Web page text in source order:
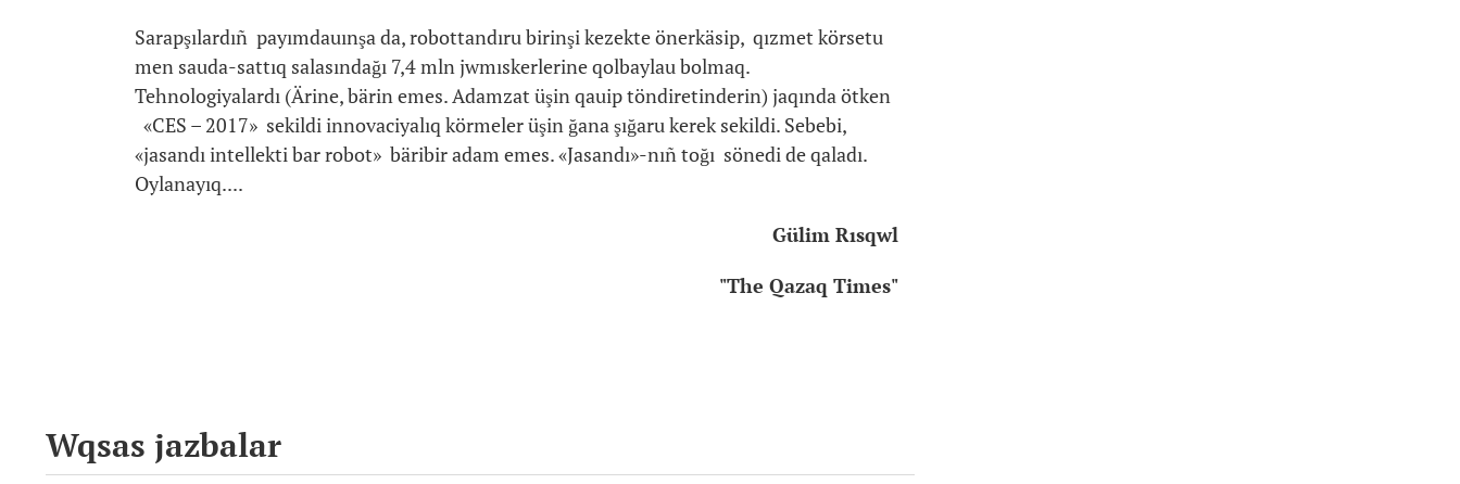
Sarapşılardıñ payımdauınşa da, robottandıru birinşi kezekte önerkäsip, qızmet körsetu
men sauda-sattıq salasındağı 7,4 mln jwmıskerlerine qolbaylau bolmaq.
Tehnologiyalardı (Ärine, bärin emes. Adamzat üşin qauip töndiretinderin) jaqında ötken
«CES – 2017» sekildi innovaciyalıq körmeler üşin ğana şığaru kerek sekildi. Sebebi,
«jasandı intellekti bar robot» bäribir adam emes. «Jasandı»-nıñ toğı sönedi de qaladı.
Oylanayıq....
Gülim Rısqwl
"The Qazaq Times"
Wqsas jazbalar